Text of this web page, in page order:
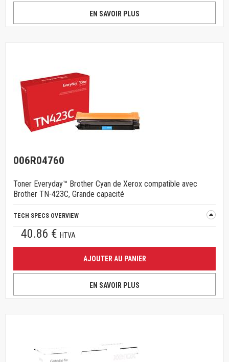
EN SAVOIR PLUS
006R04760
Toner Everyday™ Brother Cyan de Xerox compatible avec
Brother TN-423C, Grande capacité
TECH SPECS OVERVIEW
40.86 € HTVA
AJOUTER AU PANIER
EN SAVOIR PLUS